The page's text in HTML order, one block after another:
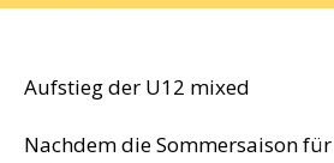
Aufstieg der U12 mixed
Nachdem die Sommersaison